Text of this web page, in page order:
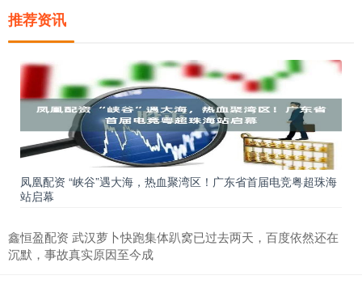
推荐资讯
凤凰配资 “峡谷”遇大海，热血聚湾区！广东省首届电竞粤超珠海
站启幕
鑫恒盈配资 武汉萝卜快跑集体趴窝已过去两天，百度依然还在
沉默，事故真实原因至今成